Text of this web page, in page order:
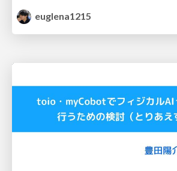
euglena1215